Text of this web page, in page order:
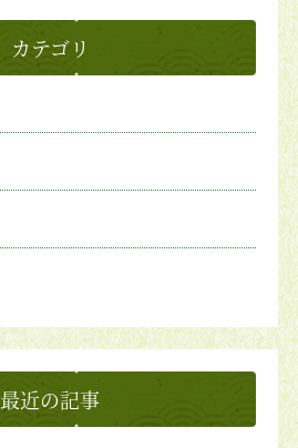
カテゴリ
最近の記事